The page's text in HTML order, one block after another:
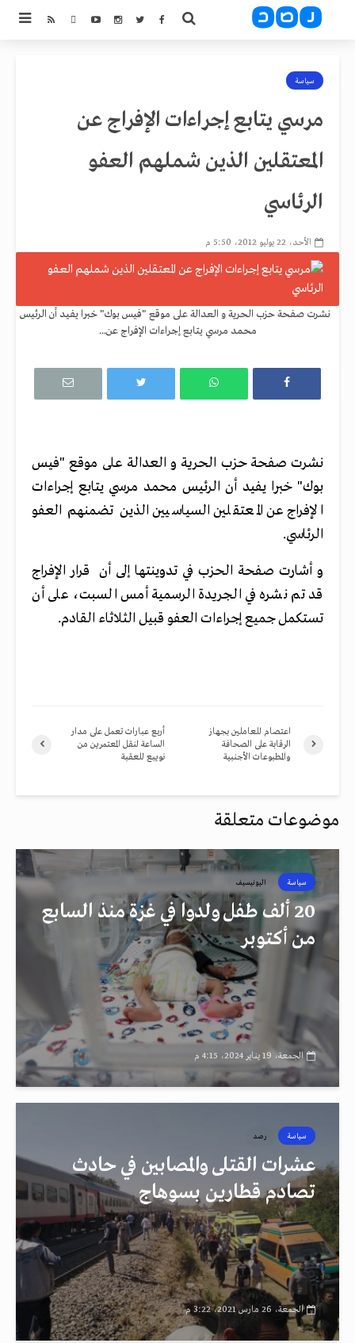
سياسة
مرسي يتابع إجراءات الإفراج عن
المعتقلين الذين شملهم العفو
الرئاسي
الأحد، 22 يوليو 2012، 5:50 م
نشرت صفحة حزب الحرية و العدالة على موقع "فيس بوك" خبرا يفيد أن الرئيس
محمد مرسي يتابع إجراءات الإفراج عن...
نشرت صفحة حزب الحرية و العدالة على موقع "فيس
بوك" خبرا يفيد أن الرئيس محمد مرسي يتابع إجراءات
الإفراج عن المعتقلين السياسيين الذين تضمنهم العفو
الرئاسي.
و أشارت صفحة الحزب في تدوينتها إلى أن قرار الإفراج
قد تم نشره في الجريدة الرسمية أمس السبت، على أن
تستكمل جميع إجراءات العفو قبيل الثلاثاء القادم.
أربع عبارات تعمل على مدار
الساعة لنقل المعتمرين من
نويبع للعقبة
اعتصام للعاملين بجهاز
الرقابة على الصحافة
والمطبوعات الأجنبية
موضوعات متعلقة
سياسة اليونيسيف
20 ألف طفل ولدوا في غزة منذ السابع
من أكتوبر
الجمعة، 19 يناير 2024، 4:15 م
سياسة رصد
عشرات القتلى والمصابين في حادث
تصادم قطارين بسوهاج
الجمعة، 26 مارس 2021، 3:22 م